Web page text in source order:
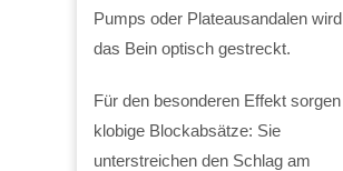
Pumps oder Plateausandalen wird
das Bein optisch gestreckt.
Für den besonderen Effekt sorgen
klobige Blockabsätze: Sie
unterstreichen den Schlag am